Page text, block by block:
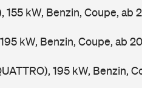
155 kW, Benzin, Coupe, ab
kW, Benzin, Coupe, ab
195 kW, Benzin,